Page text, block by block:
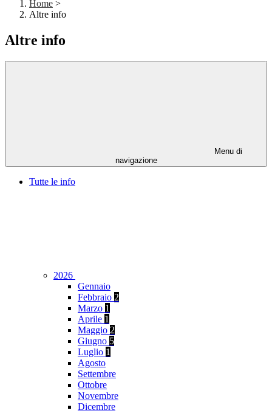
Home >
Altre info
Altre info
Menu di
navigazione
Tutte le info
2026
Gennaio
Febbraio 2
Marzo 1
Aprile 1
Maggio 2
Giugno 5
Luglio 1
Agosto
Settembre
Ottobre
Novembre
Dicembre